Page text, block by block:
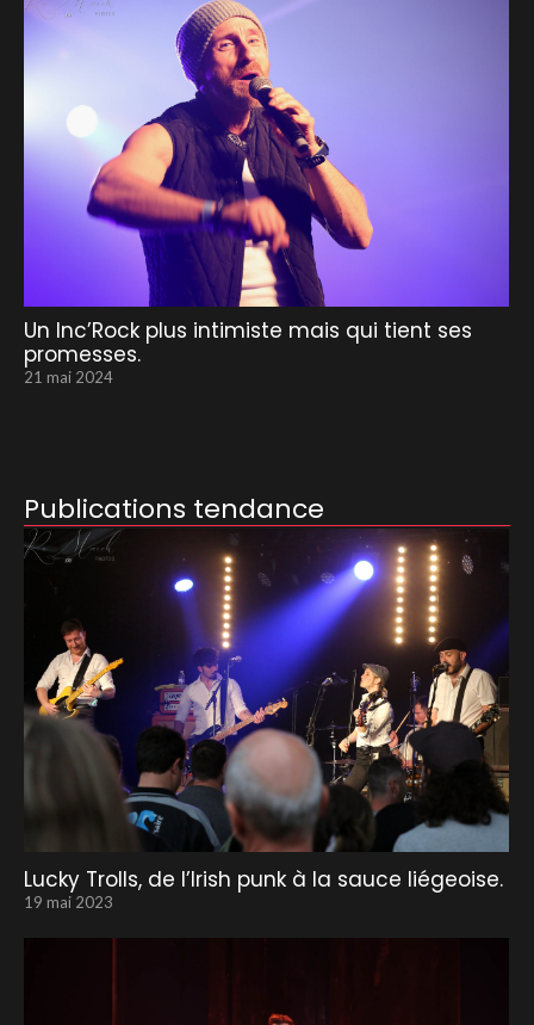
Un Inc’Rock plus intimiste mais qui tient ses
promesses.
21 mai 2024
Publications tendance
Lucky Trolls, de l’Irish punk à la sauce liégeoise.
19 mai 2023